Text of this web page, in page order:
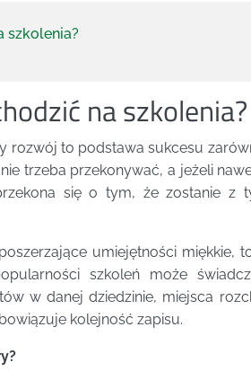
szkolenia?
na szkolenia?
rozwój to podstawa sukcesu
trzeba przekonywać, a jeżeli
się o tym, że zostanie z
umiejętności miękkie,
szkoleń może
w danej dziedzinie, miejsca
kolejność zapisu.